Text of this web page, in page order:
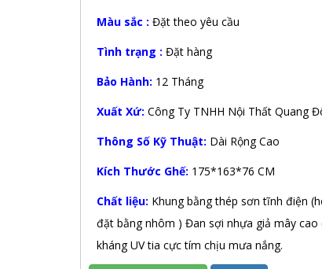
Màu sắc : Đặt theo yêu cầu
Tình trạng : Đặt hàng
Bảo Hành: 12 Tháng
Xuất Xứ: Công Ty TNHH Nội Thất Quang
Thông Số Kỹ Thuật: Dài Rộng Cao
Kích Thước Ghế: 175*163*76 CM
Chất liệu: Khung bằng thép sơn tĩnh điện
đặt bằng nhôm ) Đan sợi nhựa giả mây cao
kháng UV tia cực tím chịu mưa nắng.